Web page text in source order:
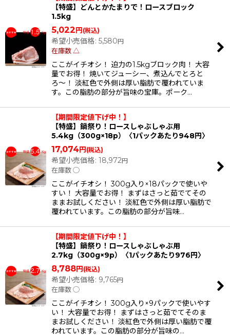
【特盛】どんとかたまりで！ロースブロック
1.5kg
5,022円 (税込)
希望小売価格: 5,580円
在庫数 △
ここがイチオシ！ 迫力の1.5kgブロック肉！ 大容
量でお得！ 焼いてジューシー、煮込んでとろと
ろ〜！ 淡紅色で外側は厚い脂肪で覆われていま
す。この脂肪の部分が旨味の宝庫。ポーク…
【期間限定値下げ中！】
【特盛】鍋祭り！ロースしゃぶしゃぶ用
5.4kg（300g×18p）〈1パックあたり948円〉
17,074円 (税込)
希望小売価格: 18,972円
在庫数 ◯
ここがイチオシ！ 300g入り×18パックで使いや
すい！ 大容量でお得！ まずはさっと茹でてその
ままお試しください！ 淡紅色で外側は厚い脂肪で
覆われています。この脂肪の部分が旨味…
【期間限定値下げ中！】
【特盛】鍋祭り！ロースしゃぶしゃぶ用
2.7kg（300g×9p）〈1パックあたり976円〉
8,788円 (税込)
希望小売価格: 9,765円
在庫数 ◯
ここがイチオシ！ 300g入り×9パックで使いやす
い！ 大容量でお得！ まずはさっと茹でてそのま
まお試しください！ 淡紅色で外側は厚い脂肪で覆
われています。この脂肪の部分が旨味の…